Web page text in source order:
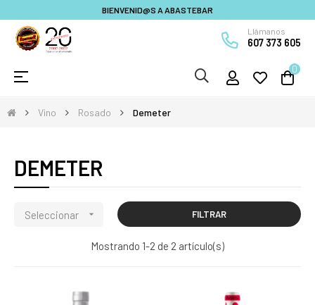
BIENVENID@S A ABASTEBAR
Llámanos
607 373 605
0
Navegación
☰
Vino Rosado Demeter
DEMETER
Seleccionar  FILTRAR
Mostrando 1-2 de 2 artículo(s)